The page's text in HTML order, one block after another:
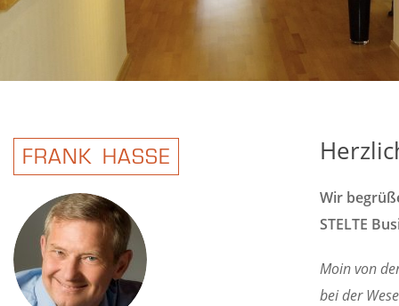
FRANK HASSE
Wir
STELTE
Moin von
bei der